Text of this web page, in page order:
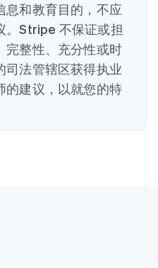
息和教育目的，不应
。Stripe 不保证或担
完整性、充分性或时
司法管辖区获得执业
的建议，以就您的特